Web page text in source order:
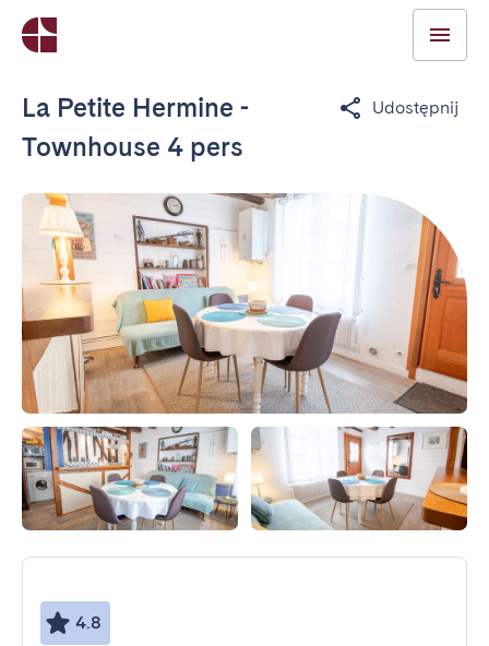
La Petite Hermine -
Townhouse 4 pers
Udostępnij
4.8